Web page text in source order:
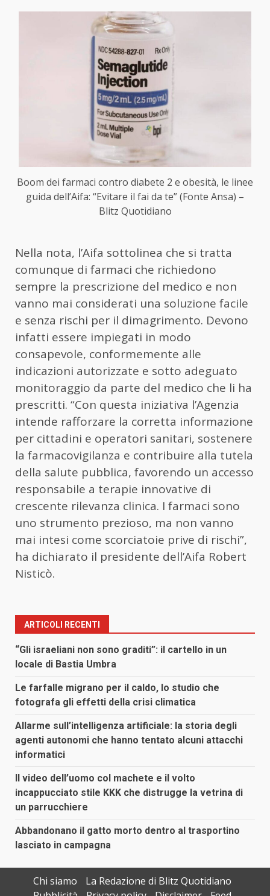
Boom dei farmaci contro diabete 2 e obesità, le linee
guida dell’Aifa: “Evitare il fai da te” (Fonte Ansa) –
Blitz Quotidiano
Nella nota, l’Aifa sottolinea che si tratta
comunque di farmaci che richiedono
sempre la prescrizione del medico e non
vanno mai considerati una soluzione facile
e senza rischi per il dimagrimento. Devono
infatti essere impiegati in modo
consapevole, conformemente alle
indicazioni autorizzate e sotto adeguato
monitoraggio da parte del medico che li ha
prescritti. “Con questa iniziativa l’Agenzia
intende rafforzare la corretta informazione
per cittadini e operatori sanitari, sostenere
la farmacovigilanza e contribuire alla tutela
della salute pubblica, favorendo un accesso
responsabile a terapie innovative di
crescente rilevanza clinica. I farmaci sono
uno strumento prezioso, ma non vanno
mai intesi come scorciatoie prive di rischi”,
ha dichiarato il presidente dell’Aifa Robert
Nisticò.
ARTICOLI RECENTI
“Gli israeliani non sono graditi”: il cartello in un
locale di Bastia Umbra
Le farfalle migrano per il caldo, lo studio che
fotografa gli effetti della crisi climatica
Allarme sull’intelligenza artificiale: la storia degli
agenti autonomi che hanno tentato alcuni attacchi
informatici
Il video dell’uomo col machete e il volto
incappucciato stile KKK che distrugge la vetrina di
un parrucchiere
Abbandonano il gatto morto dentro al trasportino
lasciato in campagna
Chi siamo
La Redazione di Blitz Quotidiano